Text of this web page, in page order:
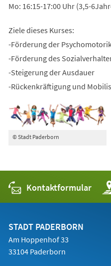
Mo: 16:15-17:00 Uhr (3,5-
Ziele dieses Kurses:
-Förderung der Psychomotorik
-Förderung des
-Steigerung der Ausdauer
-Rückenkräftigung und
© Stadt Paderborn
Kontaktformular
in
STADT PADERBORN
Am Hoppenhof 33
33104 Paderborn